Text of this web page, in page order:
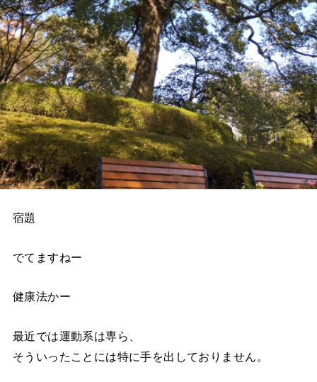
宿題
でてますねー
健康法かー
最近では運動系は専ら、
そういったことには特に手を出しておりません。